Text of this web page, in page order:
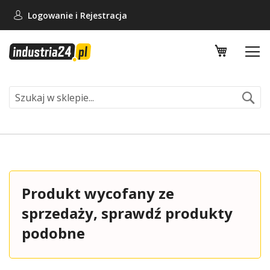
Logowanie i Rejestracja
Mój
Produkt wycofany ze
sprzedaży, sprawdź produkty
podobne